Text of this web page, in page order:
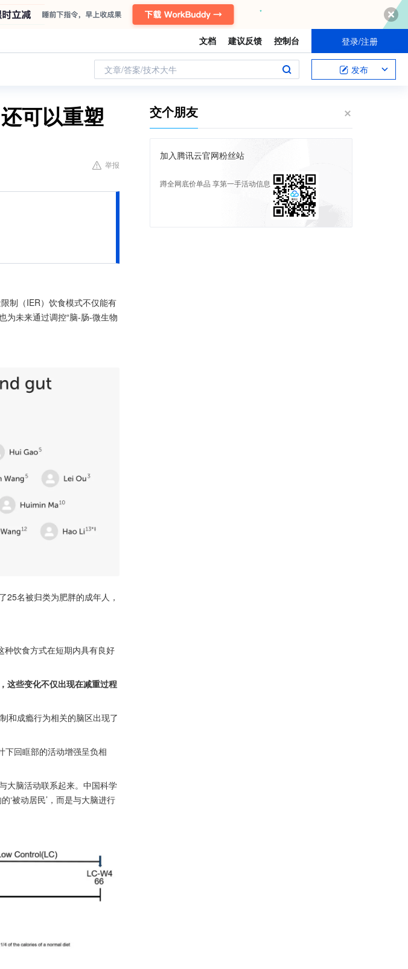
文档 建议反馈 控制台 登录/注册
文章/答案/技术大牛 发布
可以重塑
举报
制（IER）饮食模式不仅能有
为未来通过调控“脑-肠-微生物
25名被归类为肥胖的成年人，
种饮食方式在短期内具有良好
这些变化不仅出现在减重过程
和成瘾行为相关的脑区出现了
下回眶部的活动增强呈负相
大脑活动联系起来。中国科学
‘被动居民’，而是与大脑进行
交个朋友
加入腾讯云官网粉丝站
蹲全网底价单品 享第一手活动信息